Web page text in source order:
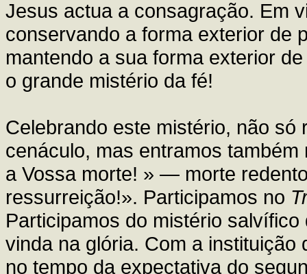
Jesus actua a consagração. Em
conservando a forma exterior de
mantendo a sua forma exterior
o grande mistério da fé!
Celebrando este mistério, não
cenáculo, mas entramos
a Vossa morte! » — morte
ressurreição!». Participamos no
Participamos do mistério
vinda na glória. Com a
no tempo da expectativa do